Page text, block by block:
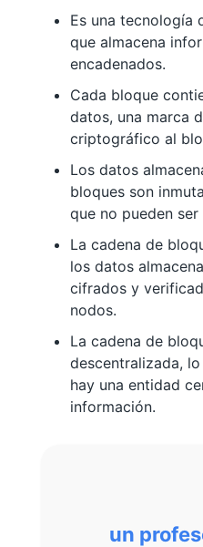
Es una tecnología
que almacena
encadenados.
Cada bloque
datos, una marca
criptográfico al
Los datos
bloques son
que no pueden
La cadena de
los datos
cifrados y
nodos.
La cadena de
descentralizada,
hay una entidad
información.
un